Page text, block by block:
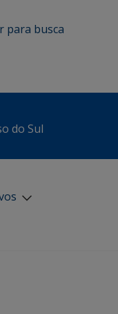
para busca
do Sul